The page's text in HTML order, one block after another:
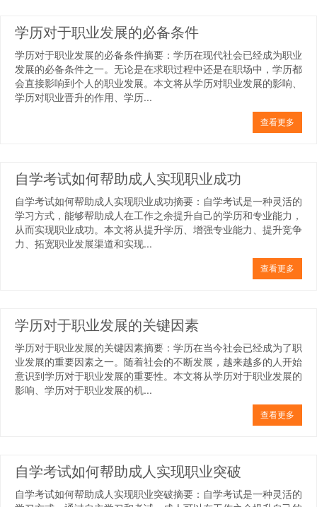
学历对于职业发展的必备条件
学历对于职业发展的必备条件摘要：学历在现代社会已经成为职业
发展的必备条件之一。无论是在求职过程中还是在职场中，学历都
会直接影响到个人的职业发展。本文将从学历对职业发展的影响、
学历对职业晋升的作用、学历...
查看更多
自学考试如何帮助成人实现职业成功
自学考试如何帮助成人实现职业成功摘要：自学考试是一种灵活的
学习方式，能够帮助成人在工作之余提升自己的学历和专业能力，
从而实现职业成功。本文将从提升学历、增强专业能力、提升竞争
力、拓宽职业发展渠道和实现...
查看更多
学历对于职业发展的关键因素
学历对于职业发展的关键因素摘要：学历在当今社会已经成为了职
业发展的重要因素之一。随着社会的不断发展，越来越多的人开始
意识到学历对于职业发展的重要性。本文将从学历对于职业发展的
影响、学历对于职业发展的机...
查看更多
自学考试如何帮助成人实现职业突破
自学考试如何帮助成人实现职业突破摘要：自学考试是一种灵活的